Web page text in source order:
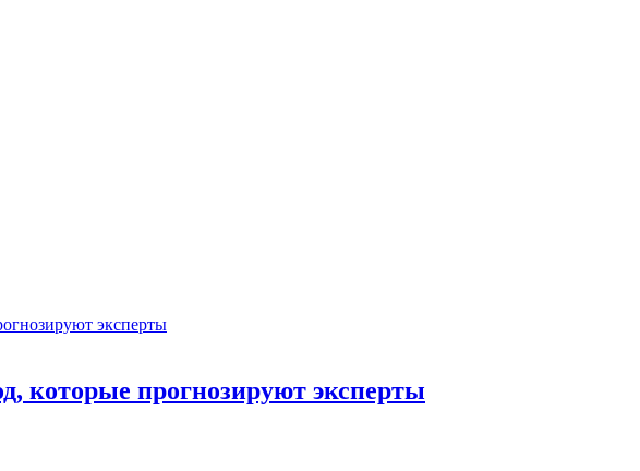
которые прогнозируют эксперты